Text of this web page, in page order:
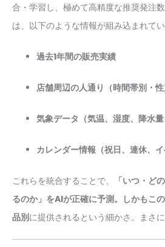
合・学習し、極めて高精度な推奨発注
は、以下のような情報が組み込まれてい
過去1年間の販売実績
店舗周辺の人通り（時間帯別・性
気象データ（気温、湿度、降水量
カレンダー情報（祝日、連休、イ
これらを統合することで、
「いつ・ど
るのか」をAIが正確に予測。しかもこ
品別に提供されるという細かさ。まさ